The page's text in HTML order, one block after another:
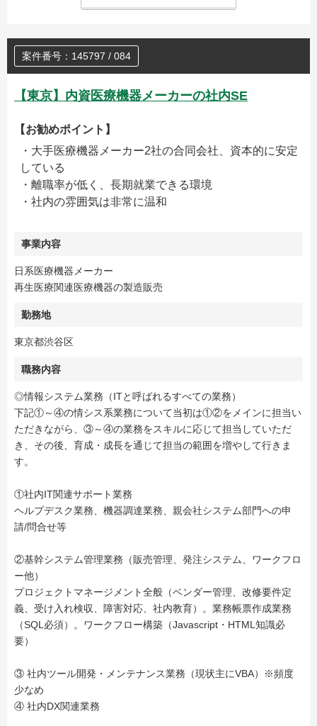
案件番号：145797 / 084
【東京】内資医療機器メーカーの社内SE
【お勧めポイント】
・大手医療機器メーカー2社の合同会社、資本的に安定
している
・離職率が低く、長期就業できる環境
・社内の雰囲気は非常に温和
事業内容
日系医療機器メーカー
再生医療関連医療機器の製造販売
勤務地
東京都渋谷区
職務内容
◎情報システム業務（ITと呼ばれるすべての業務）
下記①～④の情シス系業務について当初は①②をメインに担当い
ただきながら、③～④の業務をスキルに応じて担当していただ
き、その後、育成・成長を通じて担当の範囲を増やして行きま
す。
①社内IT関連サポート業務
ヘルプデスク業務、機器調達業務、親会社システム部門への申
請/問合せ等
②基幹システム管理業務（販売管理、発注システム、ワークフロ
ー他）
プロジェクトマネージメント全般（ベンダー管理、改修要件定
義、受け入れ検収、障害対応、社内教育）。業務帳票作成業務
（SQL必須）。ワークフロー構築（Javascript・HTML知識必
要）
③ 社内ツール開発・メンテナンス業務（現状主にVBA）※頻度
少なめ
④ 社内DX関連業務